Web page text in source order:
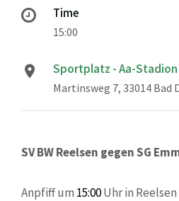
Time
15:00
Sportplatz - Aa-Stadion
Martinsweg 7, 33014 Bad
SV BW Reelsen gegen SG
Anpfiff um 15:00Uhr in